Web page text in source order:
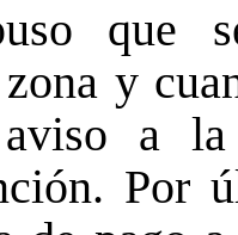
que
zona y
a la
Por